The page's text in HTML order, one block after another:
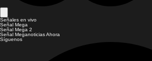
Señales en vivo
Señal Mega
Señal Mega 2
Señal Meganoticias Ahora
Síguenos